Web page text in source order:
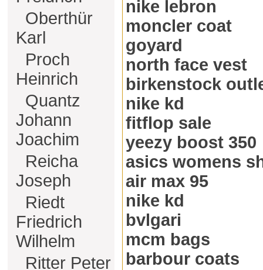
Oberthür
Karl
Proch
Heinrich
Quantz
Johann
Joachim
Reicha
Joseph
Riedt
Friedrich
Wilhelm
Ritter Peter
nike lebron
moncler coat
goyard
north face vest
birkenstock
nike kd
fitflop sale
yeezy boost 350
asics womens
air max 95
nike kd
bvlgari
mcm bags
barbour coats